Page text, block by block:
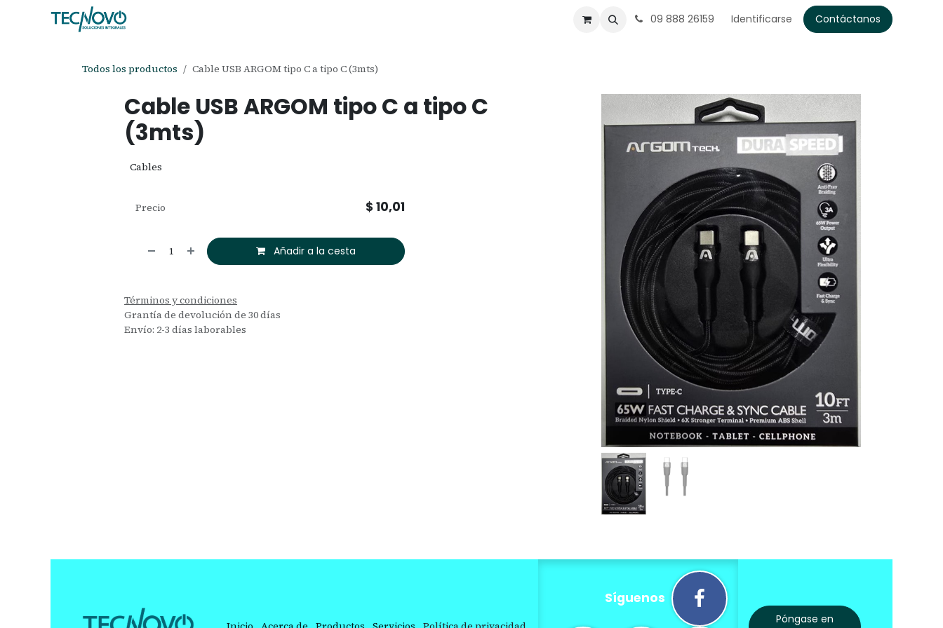
09 888 26159 Identificarse Contáctanos
Todos los productos Cable USB ARGOM tipo C a tipo C (3mts)
Cable USB ARGOM tipo C a tipo C
(3mts)
Cables
Añadir a la cesta
Precio $10,01
Términos y condiciones
Grantía de devolución de 30 días
Envío: 2-3 días laborables
Síguenos
Póngase en